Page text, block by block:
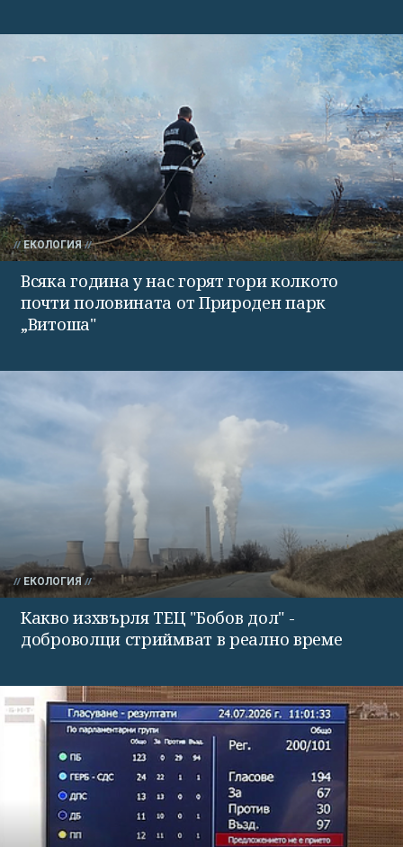
ЕКОЛОГИЯ
Всяка година у нас горят гори колкото
почти половината от Природен парк
„Витоша"
ЕКОЛОГИЯ
Какво изхвърля ТЕЦ "Бобов дол" -
доброволци стриймват в реално време